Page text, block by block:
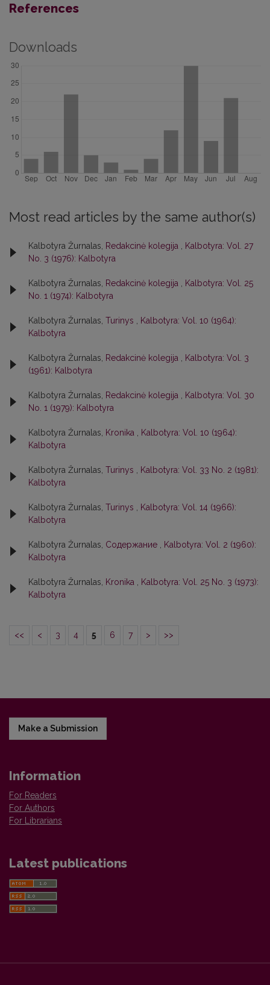
References
Downloads
Most read articles by the same author(s)
Kalbotyra Žurnalas, Redakcinė kolegija
Kalbotyra: Vol. 27
No. 3 (1976): Kalbotyra
Kalbotyra Žurnalas, Redakcinė kolegija
Kalbotyra: Vol. 25
No. 1 (1974): Kalbotyra
Kalbotyra Žurnalas, Turinys
Kalbotyra: Vol. 10 (1964):
Kalbotyra
Kalbotyra Žurnalas, Redakcinė kolegija
Kalbotyra: Vol. 3
(1961): Kalbotyra
Kalbotyra Žurnalas, Redakcinė kolegija
Kalbotyra: Vol. 30
No. 1 (1979): Kalbotyra
Kalbotyra Žurnalas, Kronika
Kalbotyra: Vol. 10 (1964):
Kalbotyra
Kalbotyra Žurnalas, Turinys
Kalbotyra: Vol. 33 No. 2 (1981):
Kalbotyra
Kalbotyra Žurnalas, Turinys
Kalbotyra: Vol. 14 (1966):
Kalbotyra
Kalbotyra Žurnalas, Содержание
Kalbotyra: Vol. 2 (1960):
Kalbotyra
Kalbotyra Žurnalas, Kronika
Kalbotyra: Vol. 25 No. 3 (1973):
Kalbotyra
<< < 3 4 5 6 7 > >>
Make a Submission
Information
For Readers
For Authors
For Librarians
Latest publications